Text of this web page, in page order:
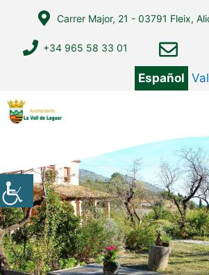
contenido
Carrer Major, 21 - 03791 Fleix,
+34 965 58 33 01
Español